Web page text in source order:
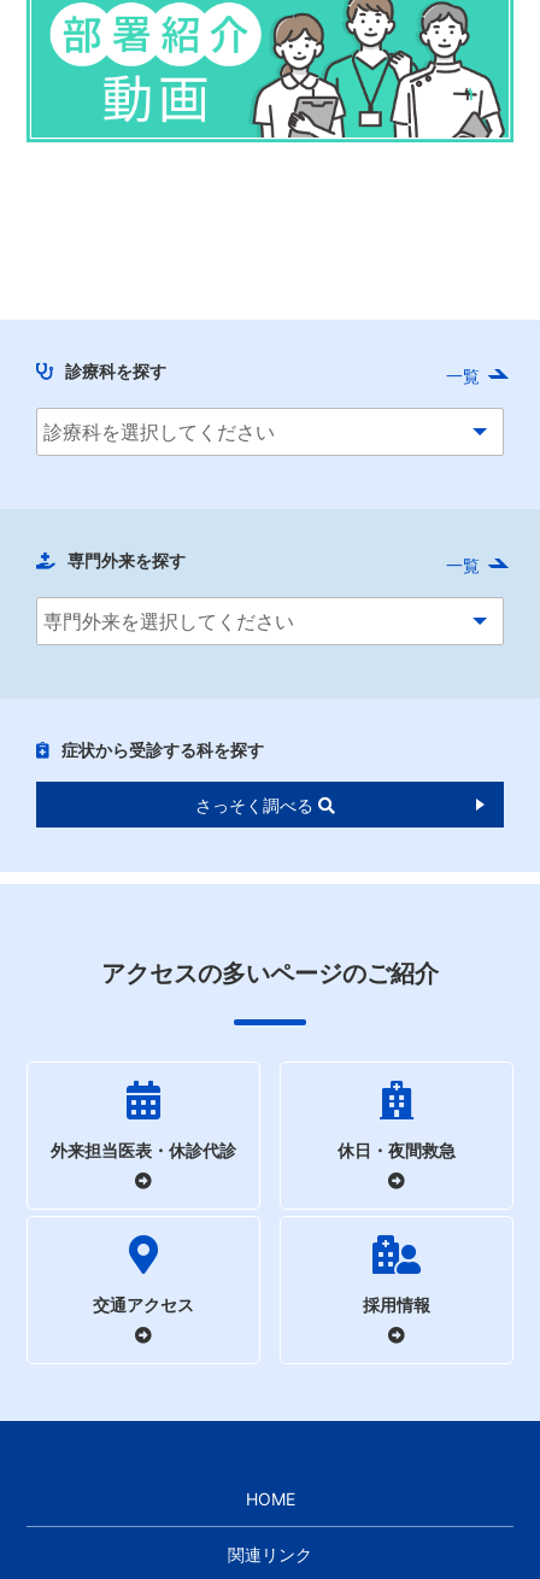
診療科を探す 一覧
専門外来を探す 一覧
症状から受診する科を探す
さっそく調べる
アクセスの多いページのご紹介
外来担当医表・休診代診 休日・夜間救急
交通アクセス 採用情報
HOME
関連リンク